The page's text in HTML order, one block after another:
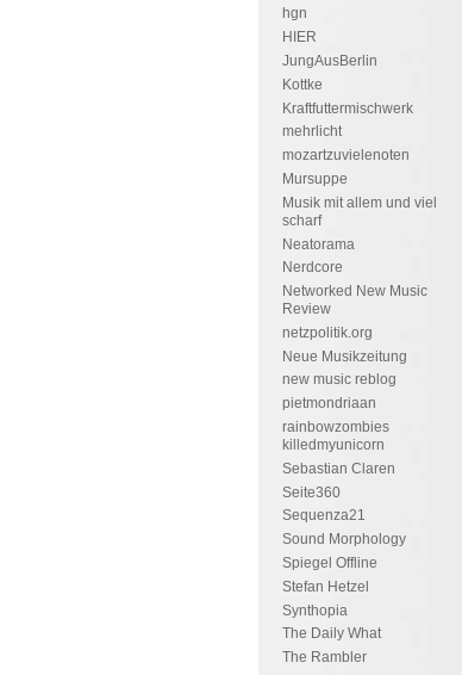
hgn
HIER
JungAusBerlin
Kottke
Kraftfuttermischwerk
mehrlicht
mozartzuvielenoten
Mursuppe
Musik mit allem und viel
scharf
Neatorama
Nerdcore
Networked New Music
Review
netzpolitik.org
Neue Musikzeitung
new music reblog
pietmondriaan
rainbowzombies
killedmyunicorn
Sebastian Claren
Seite360
Sequenza21
Sound Morphology
Spiegel Offline
Stefan Hetzel
Synthopia
The Daily What
The Rambler